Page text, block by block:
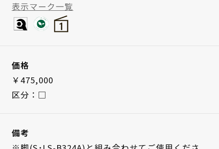
表示マーク一覧
価格
￥475,000
区分：□
備考